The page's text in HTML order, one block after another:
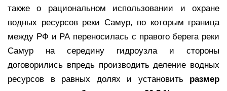
также о рациональном использовании и охране
водных ресурсов реки Самур, по которым граница
между РФ и РА переносилась с правого берега реки
Самур на середину гидроузла и стороны
договорились впредь производить деление водных
ресурсов в равных долях и установить размер